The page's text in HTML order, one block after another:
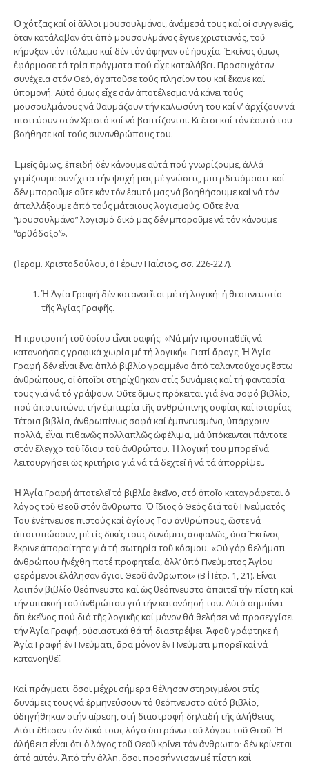
Ὁ χότζας καί οἱ ἄλλοι μουσουλμάνοι, ἀνάμεσά τους καί οἱ συγγενεῖς,
ὅταν κατάλαβαν ὅτι ἀπό μουσουλμάνος ἔγινε χριστιανός, τοῦ
κήρυξαν τόν πόλεμο καί δέν τόν ἄφηναν σέ ἡσυχία. Ἐκεῖνος ὅμως
ἐφάρμοσε τά τρία πράγματα πού εἶχε καταλάβει. Προσευχόταν
συνέχεια στόν Θεό, ἀγαποῦσε τούς πλησίον του καί ἔκανε καί
ὑπομονή. Αὐτό ὅμως εἶχε σάν ἀποτέλεσμα νά κάνει τούς
μουσουλμάνους νά θαυμάζουν τήν καλωσύνη του καί ν’ ἀρχίζουν νά
πιστεύουν στόν Χριστό καί νά βαπτίζονται. Κι ἔτσι καί τόν ἑαυτό του
βοήθησε καί τούς συνανθρώπους του.
Ἐμεῖς ὅμως, ἐπειδή δέν κάνουμε αὐτά πού γνωρίζουμε, ἀλλά
γεμίζουμε συνέχεια τήν ψυχή μας μέ γνώσεις, μπερδευόμαστε καί
δέν μποροῦμε οὔτε κἄν τόν ἑαυτό μας νά βοηθήσουμε καί νά τόν
ἀπαλλάξουμε ἀπό τούς μάταιους λογισμούς. Οὔτε ἕνα
“μουσουλμάνο” λογισμό δικό μας δέν μποροῦμε νά τόν κάνουμε
“ὀρθόδοξο”».
(Ἱερομ. Χριστοδούλου, ὁ Γέρων Παΐσιος, σσ. 226-227).
Ἡ Ἁγία Γραφή δέν κατανοεῖται μέ τή λογική· ἡ θεοπνευστία
τῆς Ἁγίας Γραφῆς.
Ἡ προτροπή τοῦ ὁσίου εἶναι σαφής: «Νά μήν προσπαθεῖς νά
κατανοήσεις γραφικά χωρία μέ τή λογική». Γιατί ἄραγε; Ἡ Ἁγία
Γραφή δέν εἶναι ἕνα ἁπλό βιβλίο γραμμένο ἀπό ταλαντούχους ἔστω
ἀνθρώπους, οἱ ὁποῖοι στηρίχθηκαν στίς δυνάμεις καί τή φαντασία
τους γιά νά τό γράψουν. Οὔτε ὅμως πρόκειται γιά ἕνα σοφό βιβλίο,
πού ἀποτυπώνει τήν ἐμπειρία τῆς ἀνθρώπινης σοφίας καί ἱστορίας.
Τέτοια βιβλία, ἀνθρωπίνως σοφά καί ἐμπνευσμένα, ὑπάρχουν
πολλά, εἶναι πιθανῶς πολλαπλῶς ὠφέλιμα, μά ὑπόκεινται πάντοτε
στόν ἔλεγχο τοῦ ἴδιου τοῦ ἀνθρώπου. Ἡ λογική του μπορεῖ νά
λειτουργήσει ὡς κριτήριο γιά νά τά δεχτεῖ ἤ νά τά ἀπορρίψει.
Ἡ Ἁγία Γραφή ἀποτελεῖ τό βιβλίο ἐκεῖνο, στό ὁποῖο καταγράφεται ὁ
λόγος τοῦ Θεοῦ στόν ἄνθρωπο. Ὁ ἴδιος ὁ Θεός διά τοῦ Πνεύματός
Του ἐνέπνευσε πιστούς καί ἁγίους Του ἀνθρώπους, ὥστε νά
ἀποτυπώσουν, μέ τίς δικές τους δυνάμεις ἀσφαλῶς, ὅσα Ἐκεῖνος
ἔκρινε ἀπαραίτητα γιά τή σωτηρία τοῦ κόσμου. «Οὐ γάρ θελήματι
ἀνθρώπου ἠνέχθη ποτέ προφητεία, ἀλλ’ ὑπό Πνεύματος Ἁγίου
φερόμενοι ἐλάλησαν ἅγιοι Θεοῦ ἄνθρωποι» (Β΄ Πέτρ. 1, 21). Εἶναι
λοιπόν βιβλίο θεόπνευστο καί ὡς θεόπνευστο ἀπαιτεῖ τήν πίστη καί
τήν ὑπακοή τοῦ ἀνθρώπου γιά τήν κατανόησή του. Αὐτό σημαίνει
ὅτι ἐκεῖνος πού διά τῆς λογικῆς καί μόνον θά θελήσει νά προσεγγίσει
τήν Ἁγία Γραφή, οὐσιαστικά θά τή διαστρέψει. Ἀφοῦ γράφτηκε ἡ
Ἁγία Γραφή ἐν Πνεύματι, ἄρα μόνον ἐν Πνεύματι μπορεῖ καί νά
κατανοηθεῖ.
Καί πράγματι· ὅσοι μέχρι σήμερα θέλησαν στηριγμένοι στίς
δυνάμεις τους νά ἑρμηνεύσουν τό θεόπνευστο αὐτό βιβλίο,
ὁδηγήθηκαν στήν αἵρεση, στή διαστροφή δηλαδή τῆς ἀλήθειας.
Διότι ἔθεσαν τόν δικό τους λόγο ὑπεράνω τοῦ λόγου τοῦ Θεοῦ. Ἡ
ἀλήθεια εἶναι ὅτι ὁ λόγος τοῦ Θεοῦ κρίνει τόν ἄνθρωπο· δέν κρίνεται
ἀπό αὐτόν. Ἀπό τήν ἄλλη, ὅσοι προσήγγισαν μέ πίστη καί